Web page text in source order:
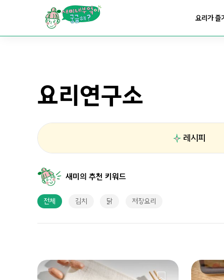
요리가쉬워지는
요리가 즐
요리연구소
레시피
새미의 추천 키워드
전체 김치 닭 저장요리